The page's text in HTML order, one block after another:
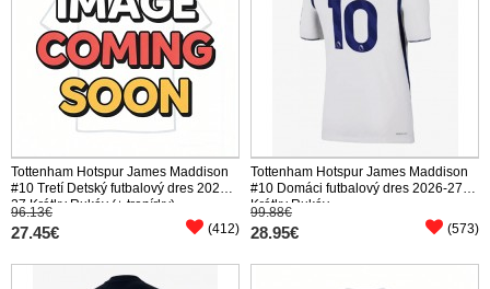
Tottenham Hotspur James Maddison
#10 Tretí Detský futbalový dres 2026-
27 Krátky Rukáv (+ trenírky)
96.13€
27.45€ (412)
Tottenham Hotspur James Maddison
#10 Domáci futbalový dres 2026-27
Krátky Rukáv
99.88€
28.95€ (573)